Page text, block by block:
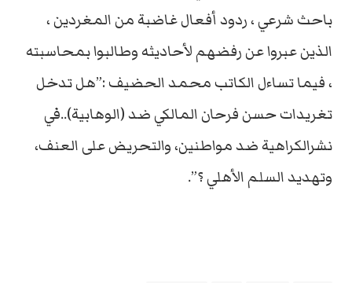
باحث شرعي ، ردود أفعال غاضبة من المغردين ،
الذين عبروا عن رفضهم لأحاديثه وطالبوا بمحاسبته
، فيما تساءل الكاتب محمد الحضيف :”هل تدخل
تغريدات حسن فرحان المالكي ضد (الوهابية)..في
نشرالكراهية ضد مواطنين، والتحريض على العنف،
وتهديد السلم الأهلي ؟”.